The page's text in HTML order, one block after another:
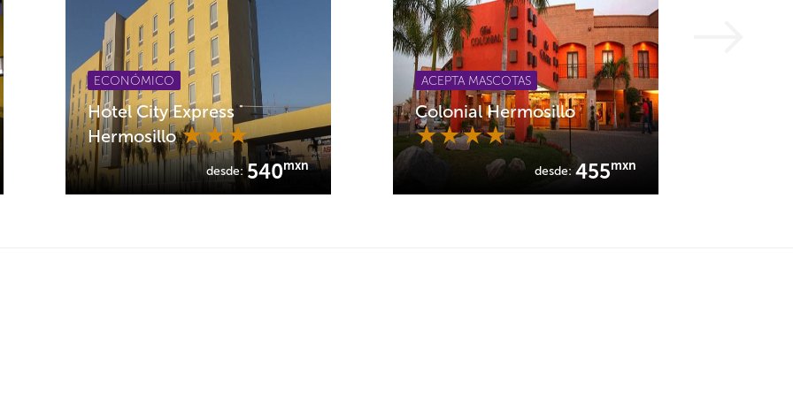
ECONÓMICO
Hotel City Express
Hermosillo
desde:540mxn
ACEPTA MASCOTAS
Colonial Hermosillo
desde: 455mxn